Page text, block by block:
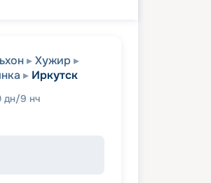
Хужир
Иркутск
дн/9 нч